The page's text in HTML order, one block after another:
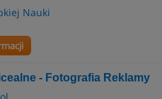
Nauki
- Fotografia Reklamy